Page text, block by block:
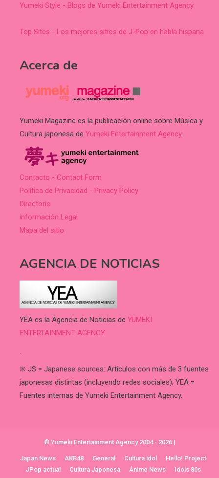
Yumeki Style - Blogs de Yumeki Entertainment Agency
Top Sites - Los mejores sitios de J-Pop en habla hispana
Acerca de
Yumeki Magazine es la publicación online sobre Música y
Cultura japonesa de Yumeki Entertainment Agency.
Contacto - Contact Form
Política de Privacidad - Privacy Policy
Directorio
información Legal
Mapa del sitio
AGENCIA DE NOTICIAS
YEA es la Agencia de Noticias de YUMEKI
ENTERTAINMENT AGENCY.
.
※ JS = Japanese sources: Artículos con más de 3 fuentes
japonesas distintas (incluyendo redes sociales); YEA =
Fuentes internas de Yumeki Entertainment Agency.
© Yumeki Entertainment Agency 2004 - 2026 |
Japan News AKB48 General Cultura idol
Hello! Project
JPop actual
Cultura Japonesa Ánime News
Idols 80s